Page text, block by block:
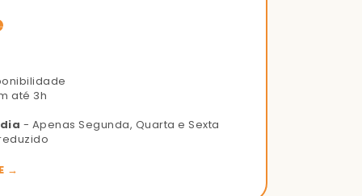
até 3h
- Apenas Segunda, Quarta e Sexta
→